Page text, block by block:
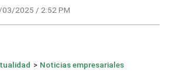
03/2025 / 2:52 PM
> Noticias empresariales